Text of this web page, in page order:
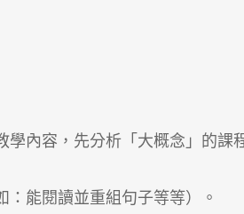
學內容，先分析「大概念」的課
能閱讀並重組句子等等）。